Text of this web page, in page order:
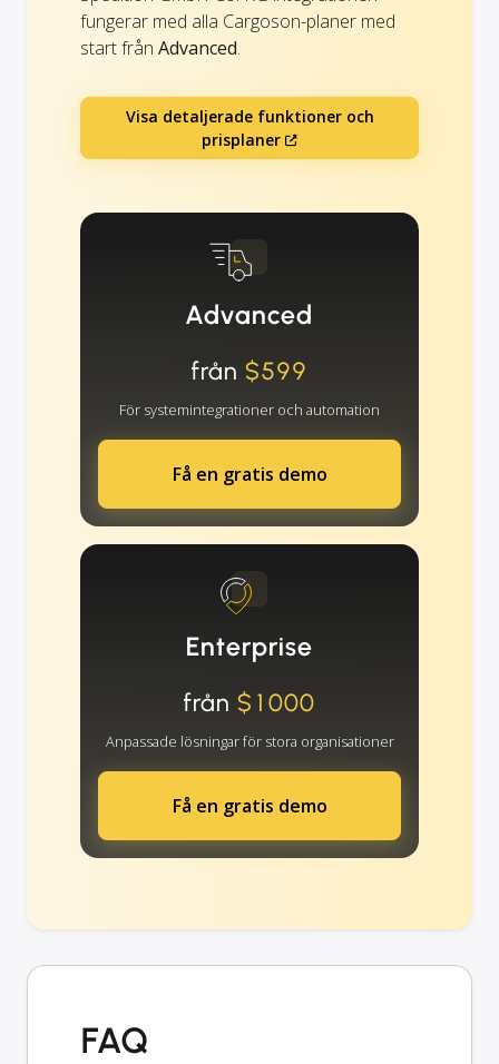
fungerar med alla Cargoson-planer med
start från Advanced.
Visa detaljerade funktioner och
prisplaner
Advanced
från $599
För systemintegrationer och automation
Få en gratis demo
Enterprise
från $1000
Anpassade lösningar för stora organisationer
Få en gratis demo
FAQ